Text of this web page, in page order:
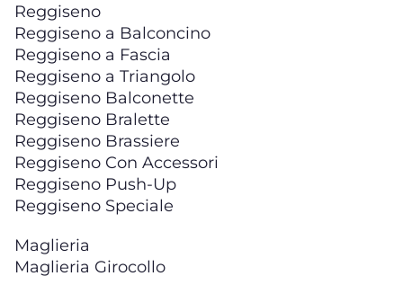
Reggiseno
Reggiseno a Balconcino
Reggiseno a Fascia
Reggiseno a Triangolo
Reggiseno Balconette
Reggiseno Bralette
Reggiseno Brassiere
Reggiseno Con Accessori
Reggiseno Push-Up
Reggiseno Speciale
Maglieria
Maglieria Girocollo